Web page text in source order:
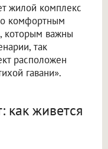
жилой комплекс
комфортным
которым важны
так
расположен
гавани».
как живется